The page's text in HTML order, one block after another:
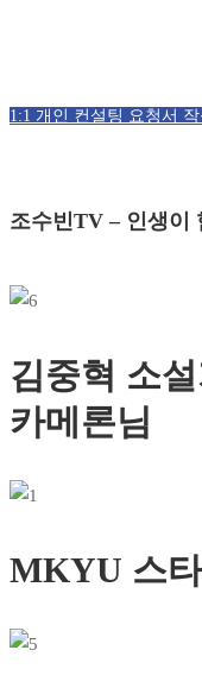
1:1 개인 컨설팅 요청서 작
조수빈TV – 인생이
김중혁 소
카메론님
MKYU 스